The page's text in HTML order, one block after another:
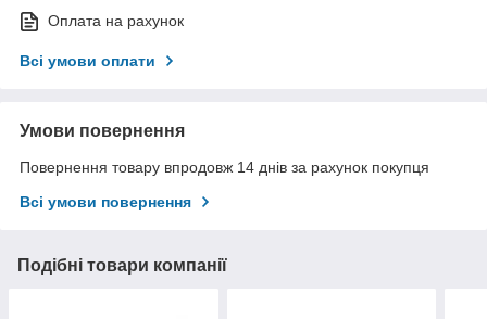
Оплата на рахунок
Всі умови оплати
Умови повернення
Повернення товару впродовж 14 днів за рахунок покупця
Всі умови повернення
Подібні товари компанії